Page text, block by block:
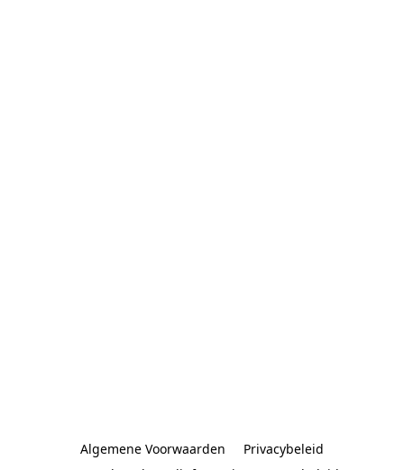
Algemene Voorwaarden
Privacybeleid